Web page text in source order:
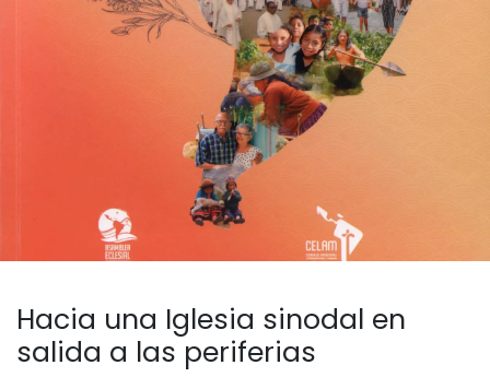
Hacia una Iglesia sinodal en
salida a las periferias